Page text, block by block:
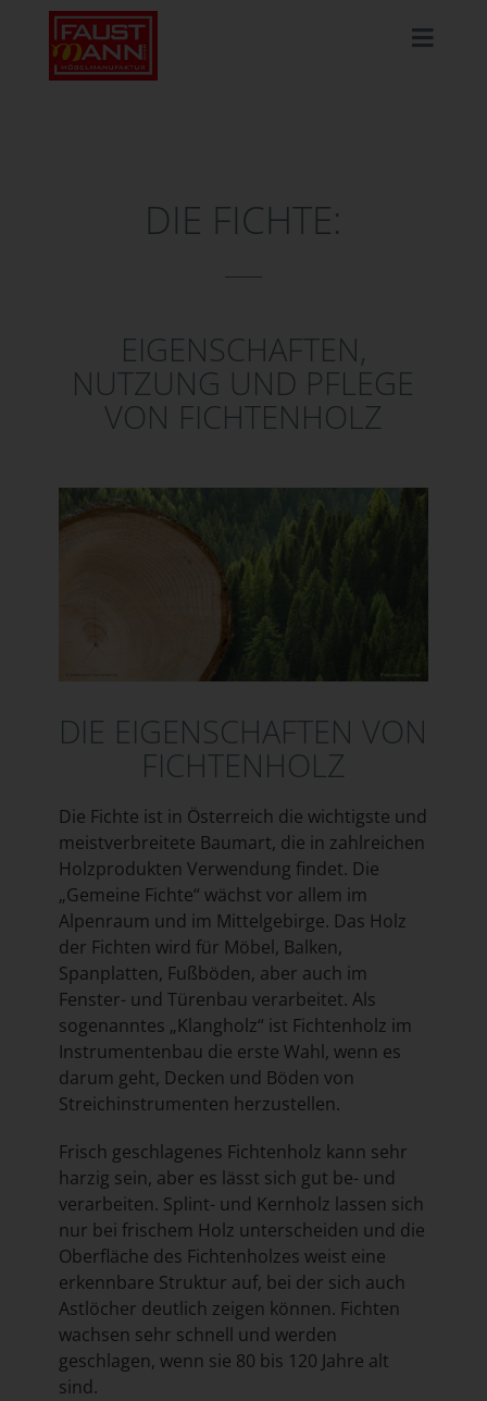
DIE FICHTE:
EIGENSCHAFTEN,
NUTZUNG UND PFLEGE
VON FICHTENHOLZ
DIE EIGENSCHAFTEN VON
FICHTENHOLZ
Die Fichte ist in Österreich die wichtigste und
meistverbreitete Baumart, die in zahlreichen
Holzprodukten Verwendung findet. Die
„Gemeine Fichte“ wächst vor allem im
Alpenraum und im Mittelgebirge. Das Holz
der Fichten wird für Möbel, Balken,
Spanplatten, Fußböden, aber auch im
Fenster- und Türenbau verarbeitet. Als
sogenanntes „Klangholz“ ist Fichtenholz im
Instrumentenbau die erste Wahl, wenn es
darum geht, Decken und Böden von
Streichinstrumenten herzustellen.
Frisch geschlagenes Fichtenholz kann sehr
harzig sein, aber es lässt sich gut be- und
verarbeiten. Splint- und Kernholz lassen sich
nur bei frischem Holz unterscheiden und die
Oberfläche des Fichtenholzes weist eine
erkennbare Struktur auf, bei der sich auch
Astlöcher deutlich zeigen können. Fichten
wachsen sehr schnell und werden
geschlagen, wenn sie 80 bis 120 Jahre alt
sind.